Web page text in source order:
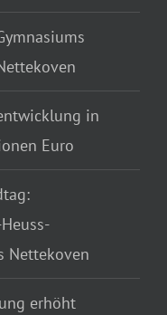
in
Euro
Nettekoven
erhöht